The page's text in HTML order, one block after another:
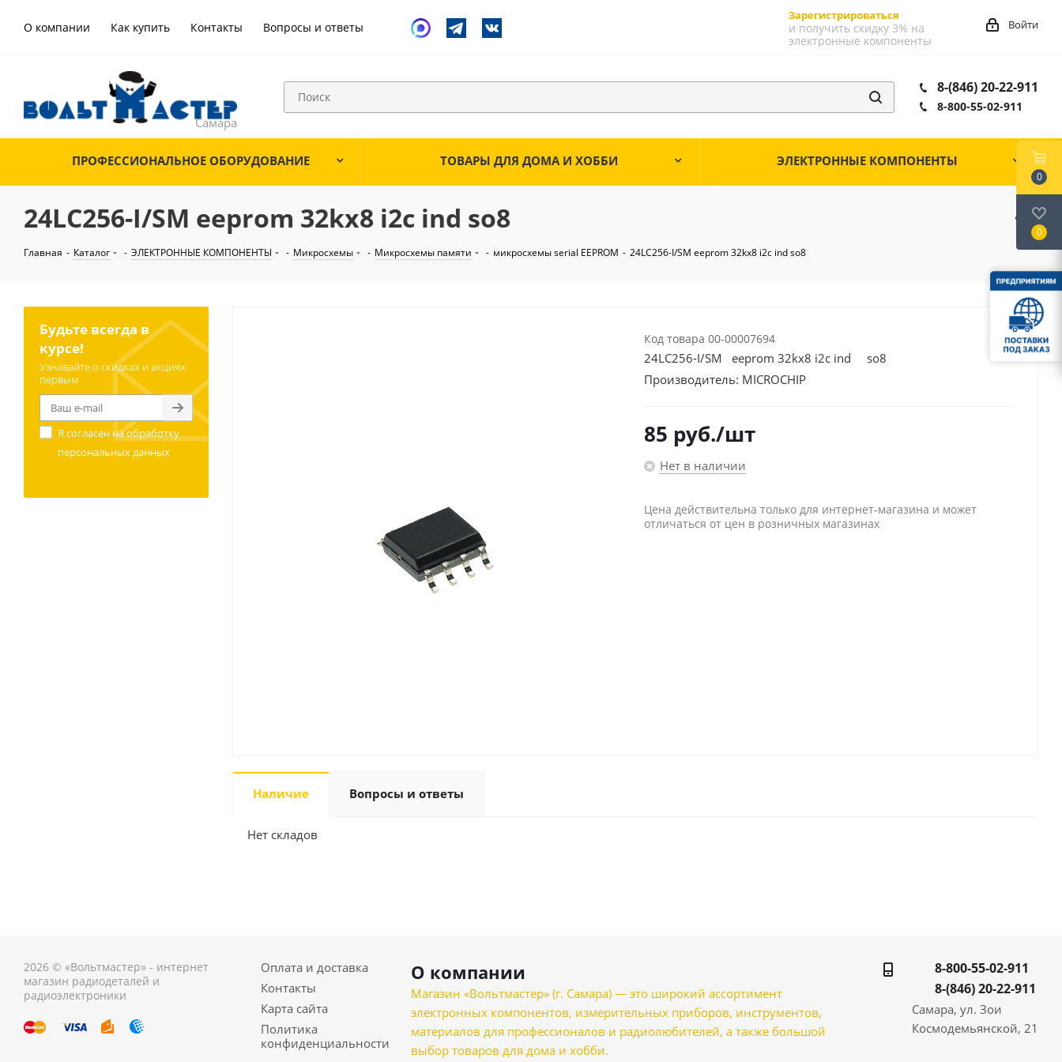
О компании Как купить Контакты Вопросы и ответы
Зарегистрироваться
и получить скидку 3% на
электронные компоненты
Войти
8-(846) 20-22-911
8-800-55-02-911
ПРОФЕССИОНАЛЬНОЕ ОБОРУДОВАНИЕ ТОВАРЫ ДЛЯ ДОМА И ХОББИ ЭЛЕКТРОННЫЕ КОМПОНЕНТЫ
24LC256-I/SM eeprom 32kx8 i2c ind so8
Главная - Каталог - ЭЛЕКТРОННЫЕ КОМПОНЕНТЫ - Микросхемы - Микросхемы памяти - микросхемы serial EEPROM - 24LC256-I/SM eeprom 32kx8 i2c ind so8
Код товара 00-00007694
24LC256-I/SM eeprom 32kx8 i2c ind so8
Производитель: MICROCHIP
85 руб./шт
Нет в наличии
Цена действительна только для интернет-магазина и может
отличаться от цен в розничных магазинах
Наличие Вопросы и ответы
Нет складов
Будьте всегда в
курсе!
Узнавайте о скидках и акциях
первым
Я согласен наобработку
персональных данных
2026 © «Вольтмастер» - интернет
магазин радиодеталей и
радиоэлектроники
Оплата и доставка
Контакты
Карта сайта
Политика
конфиденциальности
О компании
Магазин «Вольтмастер» (г. Самара) — это широкий ассортимент
электронных компонентов, измерительных приборов, инструментов,
материалов для профессионалов и радиолюбителей, а также большой
выбор товаров для дома и хобби.
8-800-55-02-911
8-(846) 20-22-911
Самара, ул. Зои
Космодемьянской, 21
0
0